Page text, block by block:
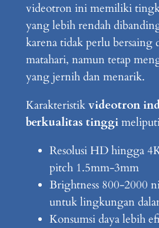
videotron ini memiliki
yang lebih rendah
karena tidak perlu bersaing
matahari, namun tetap
yang jernih dan menarik.
Karakteristikvideotron
berkualitas tinggi
Resolusi HD hingga
pitch 1.5mm-3mm
Brightness 800-2000
untuk lingkungan
Konsumsi daya lebih